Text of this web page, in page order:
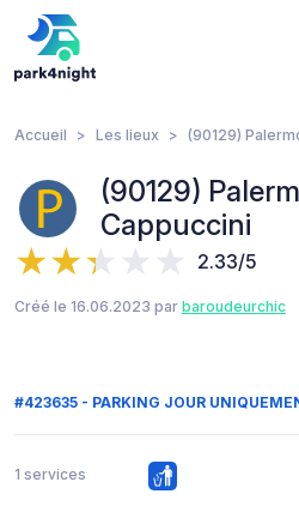
Accueil Les lieux (90129)
(90129)
Cappuccini
2.33/5
Créé le 16.06.2023 par baroudeurchic
#423635 - PARKING JOUR
1 services